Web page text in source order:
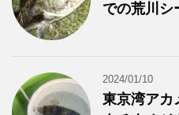
での荒川シ
2024/01/10
東京湾アカ